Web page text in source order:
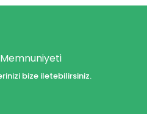
bize iletebilirsiniz.